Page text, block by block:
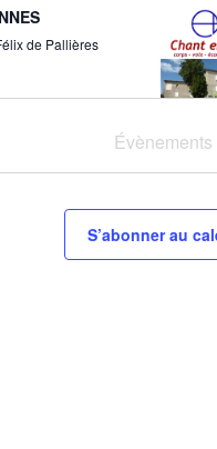
de Pallières
Évènements
S’abonner au